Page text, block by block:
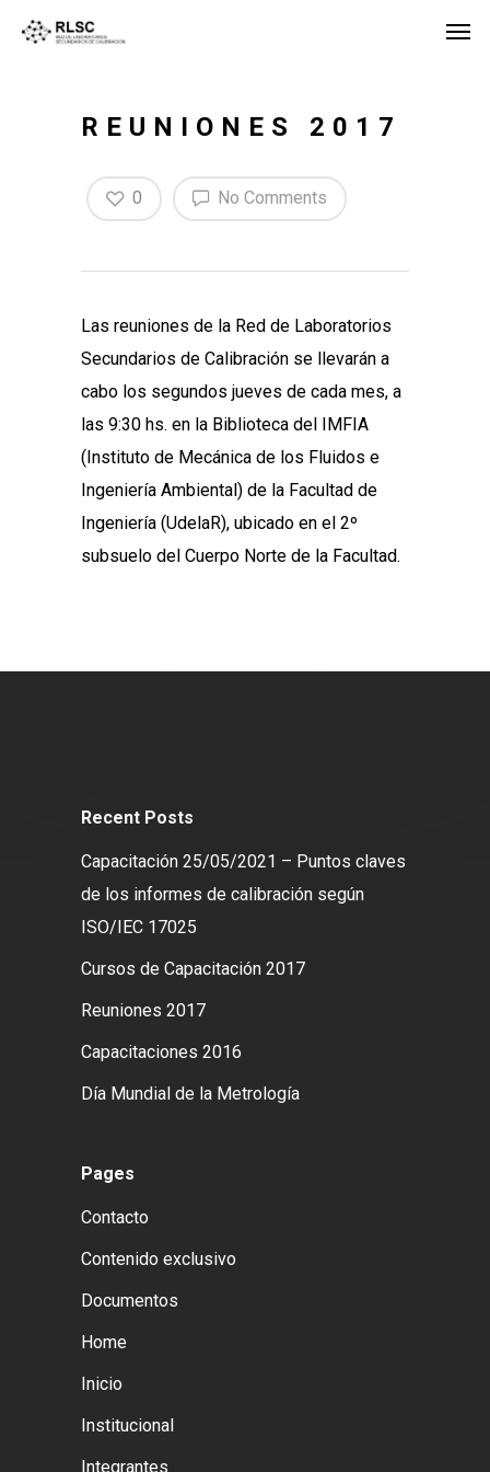
REUNIONES 2017
No Comments
0
Las reuniones de la Red de Laboratorios
Secundarios de Calibración se llevarán a
cabo los segundos jueves de cada mes, a
las 9:30 hs. en la Biblioteca del IMFIA
(Instituto de Mecánica de los Fluidos e
Ingeniería Ambiental) de la Facultad de
Ingeniería (UdelaR), ubicado en el 2º
subsuelo del Cuerpo Norte de la Facultad.
Recent Posts
Capacitación 25/05/2021 – Puntos claves
de los informes de calibración según
ISO/IEC 17025
Cursos de Capacitación 2017
Reuniones 2017
Capacitaciones 2016
Día Mundial de la Metrología
Pages
Contacto
Contenido exclusivo
Documentos
Home
Inicio
Institucional
Integrantes